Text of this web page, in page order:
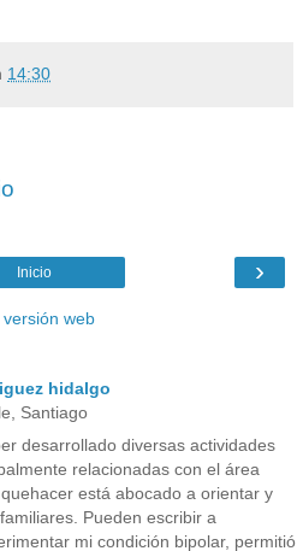
14:30
›
Inicio
versión web
hidalgo
Santiago
desarrollado diversas actividades
relacionadas con el área
está abocado a orientar y
Pueden escribir a
mi condición bipolar, permitió